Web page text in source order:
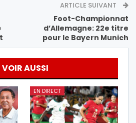
ARTICLE SUIVANT
Foot-Championnat
d’Allemagne: 22e titre
pour le Bayern Munich
VOIR AUSSI
EN DIRECT